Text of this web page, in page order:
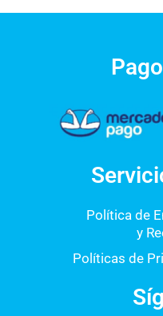
Política de
y
Políticas de